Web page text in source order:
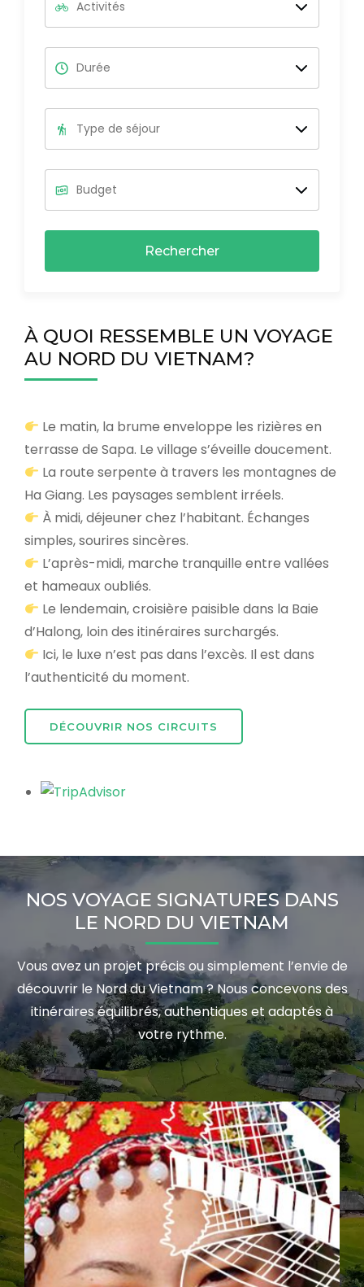
Rechercher
À QUOI RESSEMBLE UN VOYAGE
AU NORD DU VIETNAM?
Le matin, la brume enveloppe les rizières en
terrasse de Sapa. Le village s’éveille doucement.
La route serpente à travers les montagnes de
Ha Giang. Les paysages semblent irréels.
À midi, déjeuner chez l’habitant. Échanges
simples, sourires sincères.
L’après-midi, marche tranquille entre vallées
et hameaux oubliés.
Le lendemain, croisière paisible dans la Baie
d’Halong, loin des itinéraires surchargés.
Ici, le luxe n’est pas dans l’excès. Il est dans
l’authenticité du moment.
DÉCOUVRIR NOS CIRCUITS
NOS VOYAGE SIGNATURES DANS
LE NORD DU VIETNAM
Vous avez un projet précis ou simplement l’envie de
découvrir le Nord du Vietnam ? Nous concevons des
itinéraires équilibrés, authentiques et adaptés à
votre rythme.